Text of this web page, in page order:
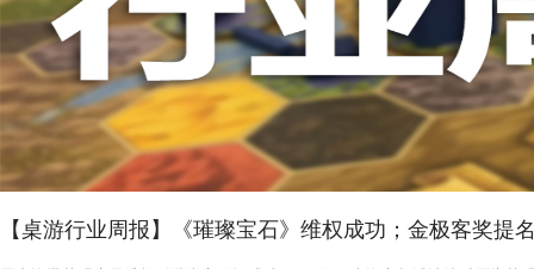
【桌游行业周报】《璀璨宝石》维权成功；金极客奖提